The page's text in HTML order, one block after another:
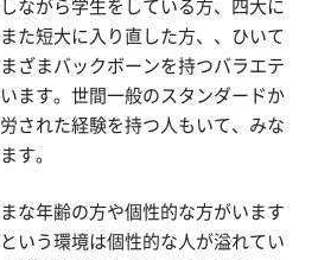
ながら学生をしている方、四大に
た短大に入り直した方、、ひいて
ざまバックボーンを持つバラエテ
ます。世間一般のスタンダードか
された経験を持つ人もいて、みな
す。
な年齢の方や個性的な方がいます
いう環境は個性的な人が溢れてい